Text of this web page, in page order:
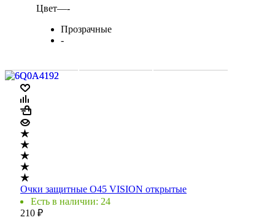
Цвет—-
Прозрачные
-
Очки защитные O45 VISION открытые
Есть в наличии: 24
210 ₽